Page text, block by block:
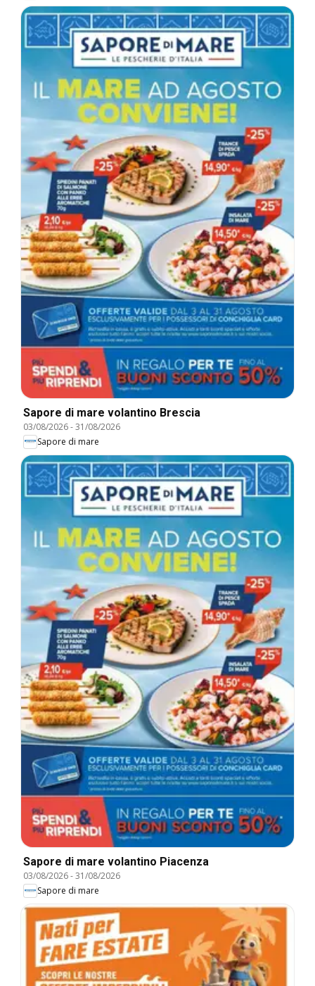
Sapore di mare volantino Brescia
03/08/2026-31/08/2026
Sapore di mare
Sapore di mare volantino Piacenza
03/08/2026-31/08/2026
Sapore di mare